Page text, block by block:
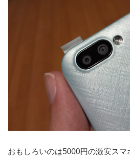
おもしろいのは5000円の激安ス